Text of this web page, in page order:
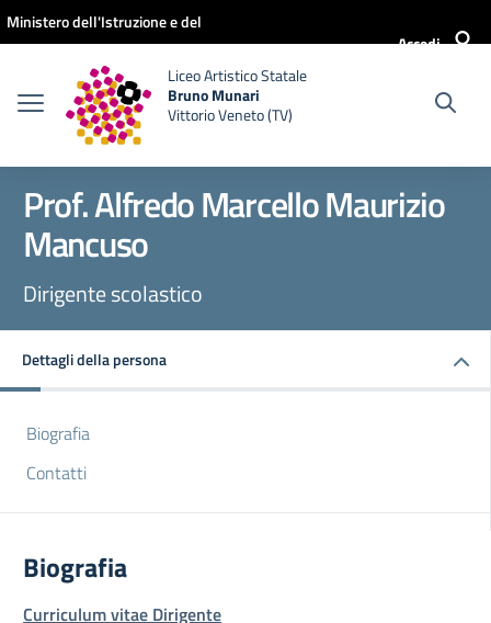
Vai ai contenuti
Vai al menu di navigazione
Vai al footer
Ministero dell'Istruzione e del
Accedi
Liceo Artistico Statale
Bruno Munari
Vittorio Veneto (TV)
Prof. Alfredo Marcello Maurizio
Mancuso
Dirigente scolastico
Dettagli della persona
Biografia
Contatti
Biografia
Curriculum vitae Dirigente